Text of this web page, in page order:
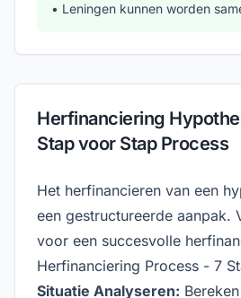
• Leningen kunnen worden
Herfinanciering
Stap voor Stap Process
Het herfinancieren van een
een gestructureerde aanpak.
voor een succesvolle
Herfinanciering Process - 7
Situatie Analyseren: